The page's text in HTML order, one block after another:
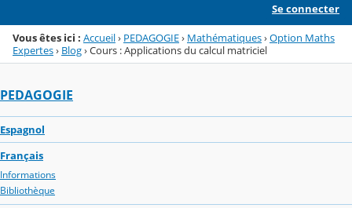
Se connecter
Vous êtes ici : Accueil› PEDAGOGIE› Mathématiques›Option Maths
Expertes› Blog›Cours : Applications du calcul matriciel
PEDAGOGIE
Espagnol
Français
Informations
Bibliothèque